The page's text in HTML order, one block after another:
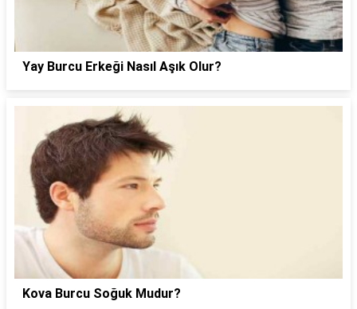
Yay Burcu Erkeği Nasıl Aşık Olur?
Kova Burcu Soğuk Mudur?